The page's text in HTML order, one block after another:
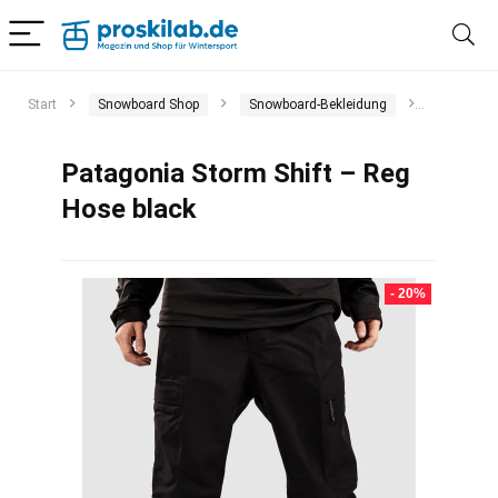
Start Snowboard Shop Snowboard-Bekleidung
Patagonia Storm Shift – Reg
Hose black
- 20%